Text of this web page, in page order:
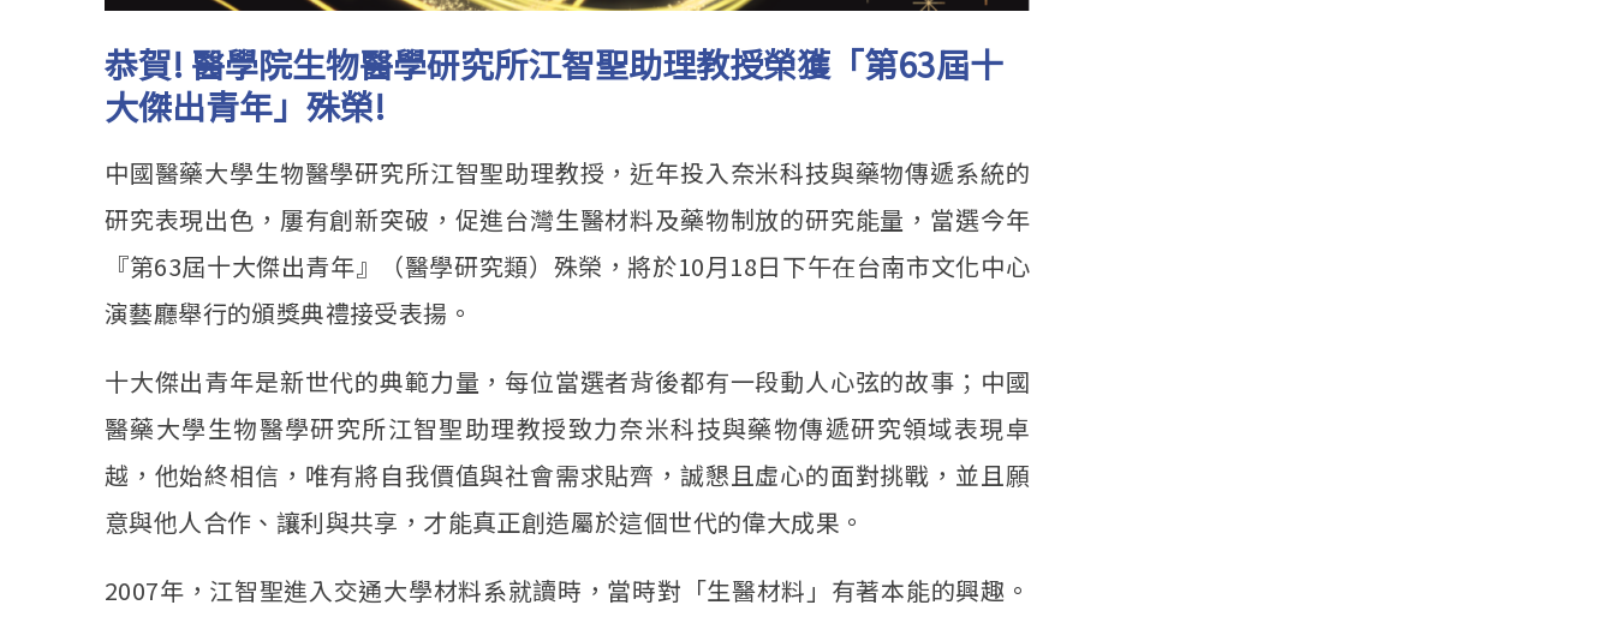
恭賀! 醫學院生物醫學研究所江智聖助理教授榮獲「第63屆十
大傑出青年」殊榮!
中國醫藥大學生物醫學研究所江智聖助理教授，近年投入奈米科技與藥物傳遞系統的
研究表現出色，屢有創新突破，促進台灣生醫材料及藥物制放的研究能量，當選今年
『第63屆十大傑出青年』（醫學研究類）殊榮，將於10月18日下午在台南市文化中心
演藝廳舉行的頒獎典禮接受表揚。
十大傑出青年是新世代的典範力量，每位當選者背後都有一段動人心弦的故事；中國
醫藥大學生物醫學研究所江智聖助理教授致力奈米科技與藥物傳遞研究領域表現卓
越，他始終相信，唯有將自我價值與社會需求貼齊，誠懇且虛心的面對挑戰，並且願
意與他人合作、讓利與共享，才能真正創造屬於這個世代的偉大成果。
2007年，江智聖進入交通大學材料系就讀時，當時對「生醫材料」有著本能的興趣。